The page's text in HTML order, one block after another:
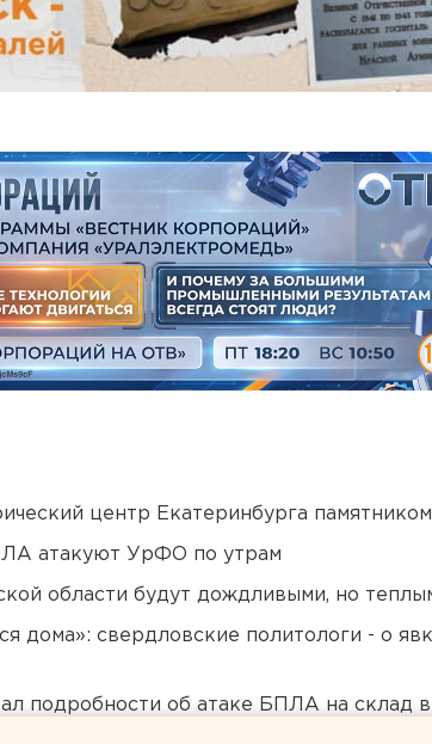
центр Екатеринбурга памятником
атакуют УрФО по утрам
области будут дождливыми, но
дома»: свердловские политологи - о
подробности об атаке БПЛА на склад в